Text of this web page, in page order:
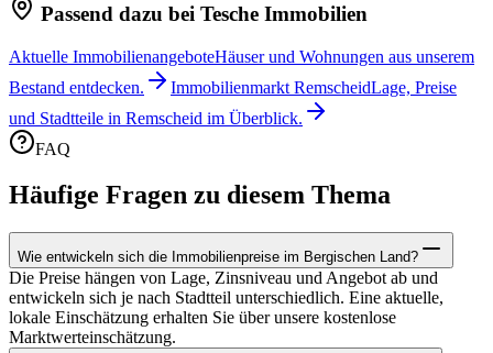
Passend dazu bei Tesche Immobilien
Aktuelle ImmobilienangeboteHäuser und Wohnungen aus unserem
Bestand entdecken.
Immobilienmarkt RemscheidLage, Preise
und Stadtteile in Remscheid im Überblick.
FAQ
Häufige Fragen zu diesem Thema
Wie entwickeln sich die Immobilienpreise im Bergischen Land?
Die Preise hängen von Lage, Zinsniveau und Angebot ab und
entwickeln sich je nach Stadtteil unterschiedlich. Eine aktuelle,
lokale Einschätzung erhalten Sie über unsere kostenlose
Marktwerteinschätzung.